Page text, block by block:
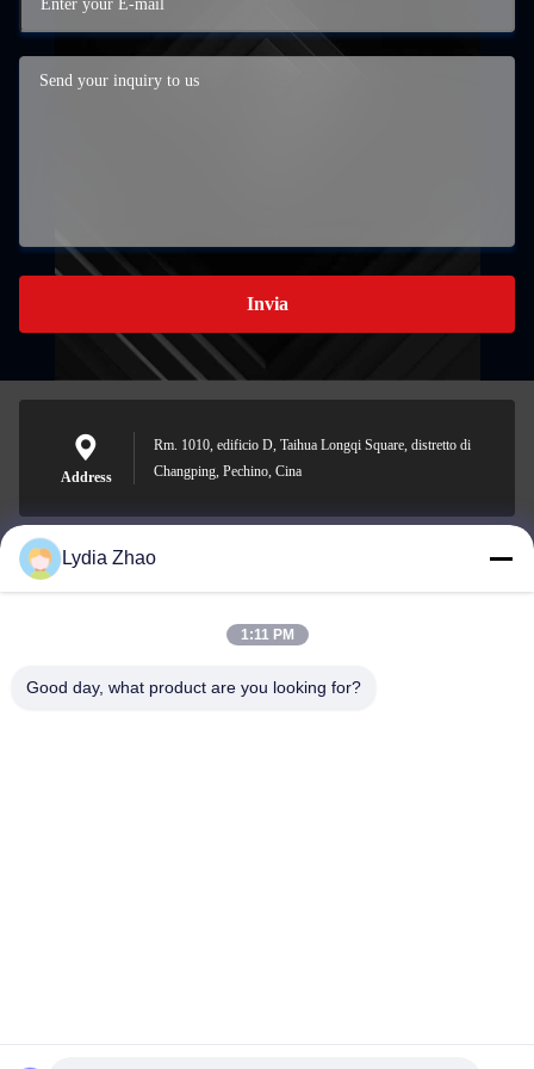
Invia
Address
Rm. 1010, edificio D, Taihua Longqi Square, distretto di
Changping, Pechino, Cina
jesingd@vip.sina.com
Lydia Zhao
1:11 PM
Good day, what product are you looking for?